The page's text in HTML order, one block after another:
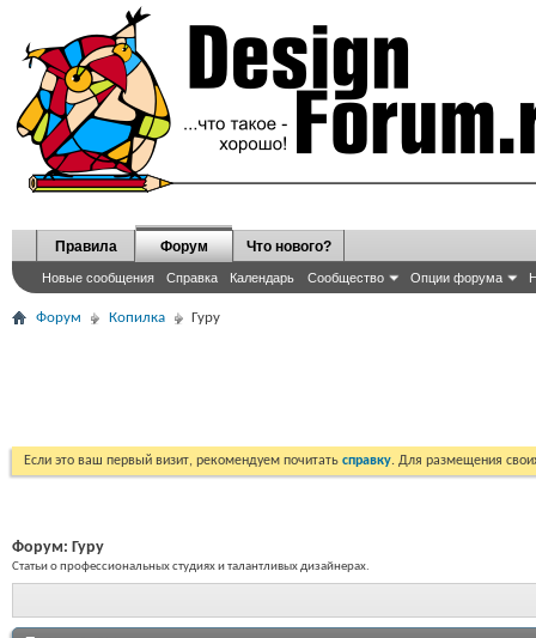
Правила Форум
Новые сообщения Справка Календарь Сообщество Опции форума
Что нового?
Форум Копилка Гуру
Если это ваш первый визит, рекомендуем почитать справку. Для размещения
Форум: Гуру
Статьи о профессиональных студиях и талантливых дизайнерах.